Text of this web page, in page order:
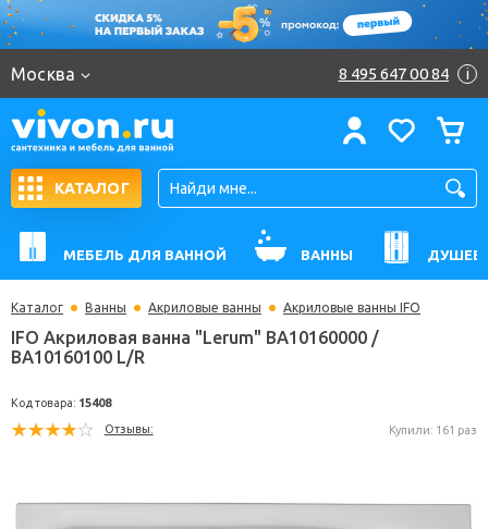
Москва 8 495 647 00 84 i
КАТАЛОГ
МЕБЕЛЬ ДЛЯ ВАННОЙ ВАННЫ
Каталог Ванны Акриловые ванны Акриловые ванны IFO
BA10160100 L/R